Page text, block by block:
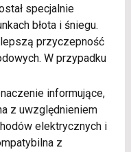
specjalnie
błota i śniegu.
przyczepność
W przypadku
informujące,
z uwzględnieniem
elektrycznych i
z